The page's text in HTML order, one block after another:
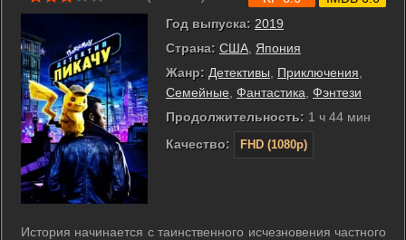
Год выпуска: 2019
Страна: США Япония
Жанр: Детективы Приключения
Семейные Фантастика Фэнтези
Продолжительность: 1 ч 44 мин
Качество:
FHD (1080p)
История начинается с таинственного исчезновения частного